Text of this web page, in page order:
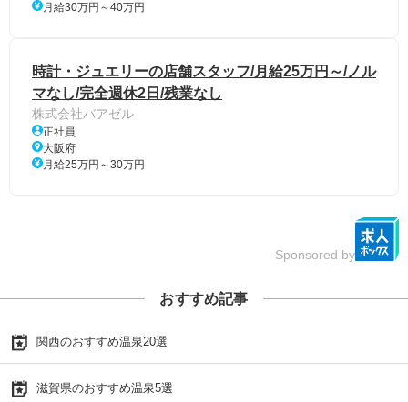
月給30万円～40万円
時計・ジュエリーの店舗スタッフ/月給25万円～/ノル
マなし/完全週休2日/残業なし
株式会社バアゼル
正社員
大阪府
月給25万円～30万円
Sponsored by
おすすめ記事
関西のおすすめ温泉20選
滋賀県のおすすめ温泉5選